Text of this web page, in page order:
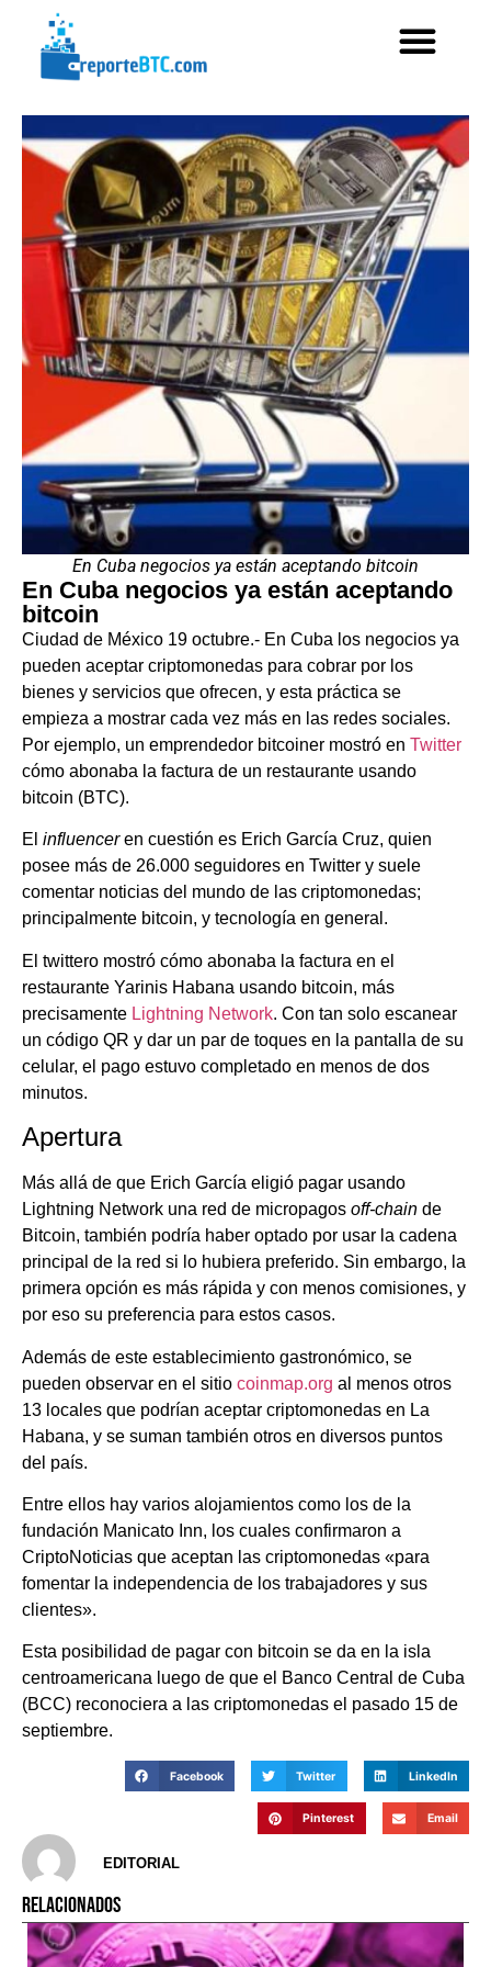
En Cuba negocios ya están aceptando bitcoin
En Cuba negocios ya están aceptando
bitcoin
Ciudad de México 19 octubre.- En Cuba los negocios ya
pueden aceptar criptomonedas para cobrar por los
bienes y servicios que ofrecen, y esta práctica se
empieza a mostrar cada vez más en las redes sociales.
Por ejemplo, un emprendedor bitcoiner mostró en Twitter
cómo abonaba la factura de un restaurante usando
bitcoin (BTC).
El influenceren cuestión es Erich García Cruz, quien
posee más de 26.000 seguidores en Twitter y suele
comentar noticias del mundo de las criptomonedas;
principalmente bitcoin, y tecnología en general.
El twittero mostró cómo abonaba la factura en el
restaurante Yarinis Habana usando bitcoin, más
precisamente Lightning Network. Con tan solo escanear
un código QR y dar un par de toques en la pantalla de su
celular, el pago estuvo completado en menos de dos
minutos.
Apertura
Más allá de que Erich García eligió pagar usando
Lightning Network una red de micropagos off-chain de
Bitcoin, también podría haber optado por usar la cadena
principal de la red si lo hubiera preferido. Sin embargo, la
primera opción es más rápida y con menos comisiones, y
por eso su preferencia para estos casos.
Además de este establecimiento gastronómico, se
pueden observar en el sitio coinmap.org al menos otros
13 locales que podrían aceptar criptomonedas en La
Habana, y se suman también otros en diversos puntos
del país.
Entre ellos hay varios alojamientos como los de la
fundación Manicato Inn, los cuales confirmaron a
CriptoNoticias que aceptan las criptomonedas «para
fomentar la independencia de los trabajadores y sus
clientes».
Esta posibilidad de pagar con bitcoin se da en la isla
centroamericana luego de que el Banco Central de Cuba
(BCC) reconociera a las criptomonedas el pasado 15 de
septiembre.
Facebook Twitter LinkedIn
Pinterest Email
EDITORIAL
RELACIONADOS